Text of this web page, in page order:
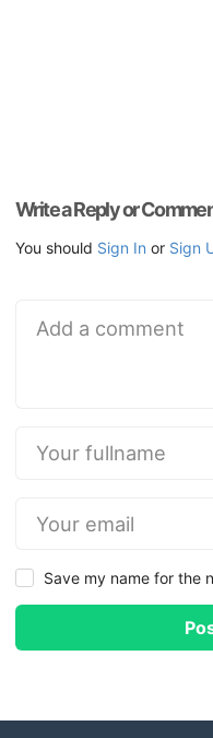
Write a Reply or
You should Sign In or Sign
Save my name for the